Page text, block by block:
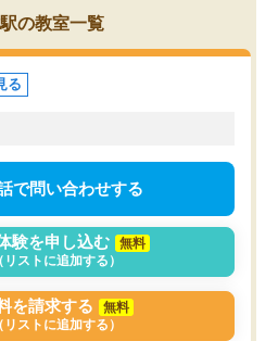
の教室一覧
る
で問い合わせする
験を申し込む
無料
（リストに追加する）
を請求する
無料
（リストに追加する）